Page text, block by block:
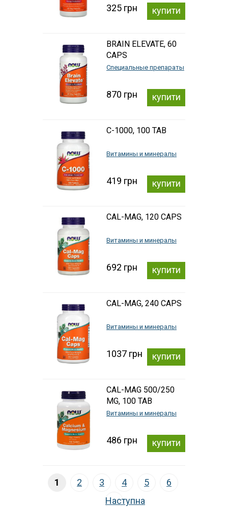
325 грн купити
BRAIN ELEVATE, 60
CAPS
Специальные препараты
870 грн купити
C-1000, 100 TAB
Витамины и минералы
419 грн купити
CAL-MAG, 120 CAPS
Витамины и минералы
692 грн купити
CAL-MAG, 240 CAPS
Витамины и минералы
1037 грн купити
CAL-MAG 500/250
MG, 100 TAB
Витамины и минералы
486 грн купити
1 2 3 4 5
6
Наступна